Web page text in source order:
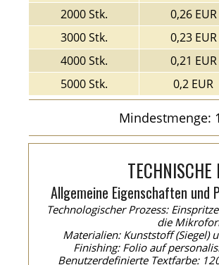
2000 Stk.
0,26 EUR
3000 Stk.
0,23 EUR
4000 Stk.
0,21 EUR
5000 Stk.
0,2 EUR
Mindestmenge:
TECHNISCHE
Allgemeine Eigenschaften und
Technologischer Prozess:
die
Materialien: Kunststoff (Siegel)
Finishing: Folio auf
Benutzerdefinierte Textfarbe: